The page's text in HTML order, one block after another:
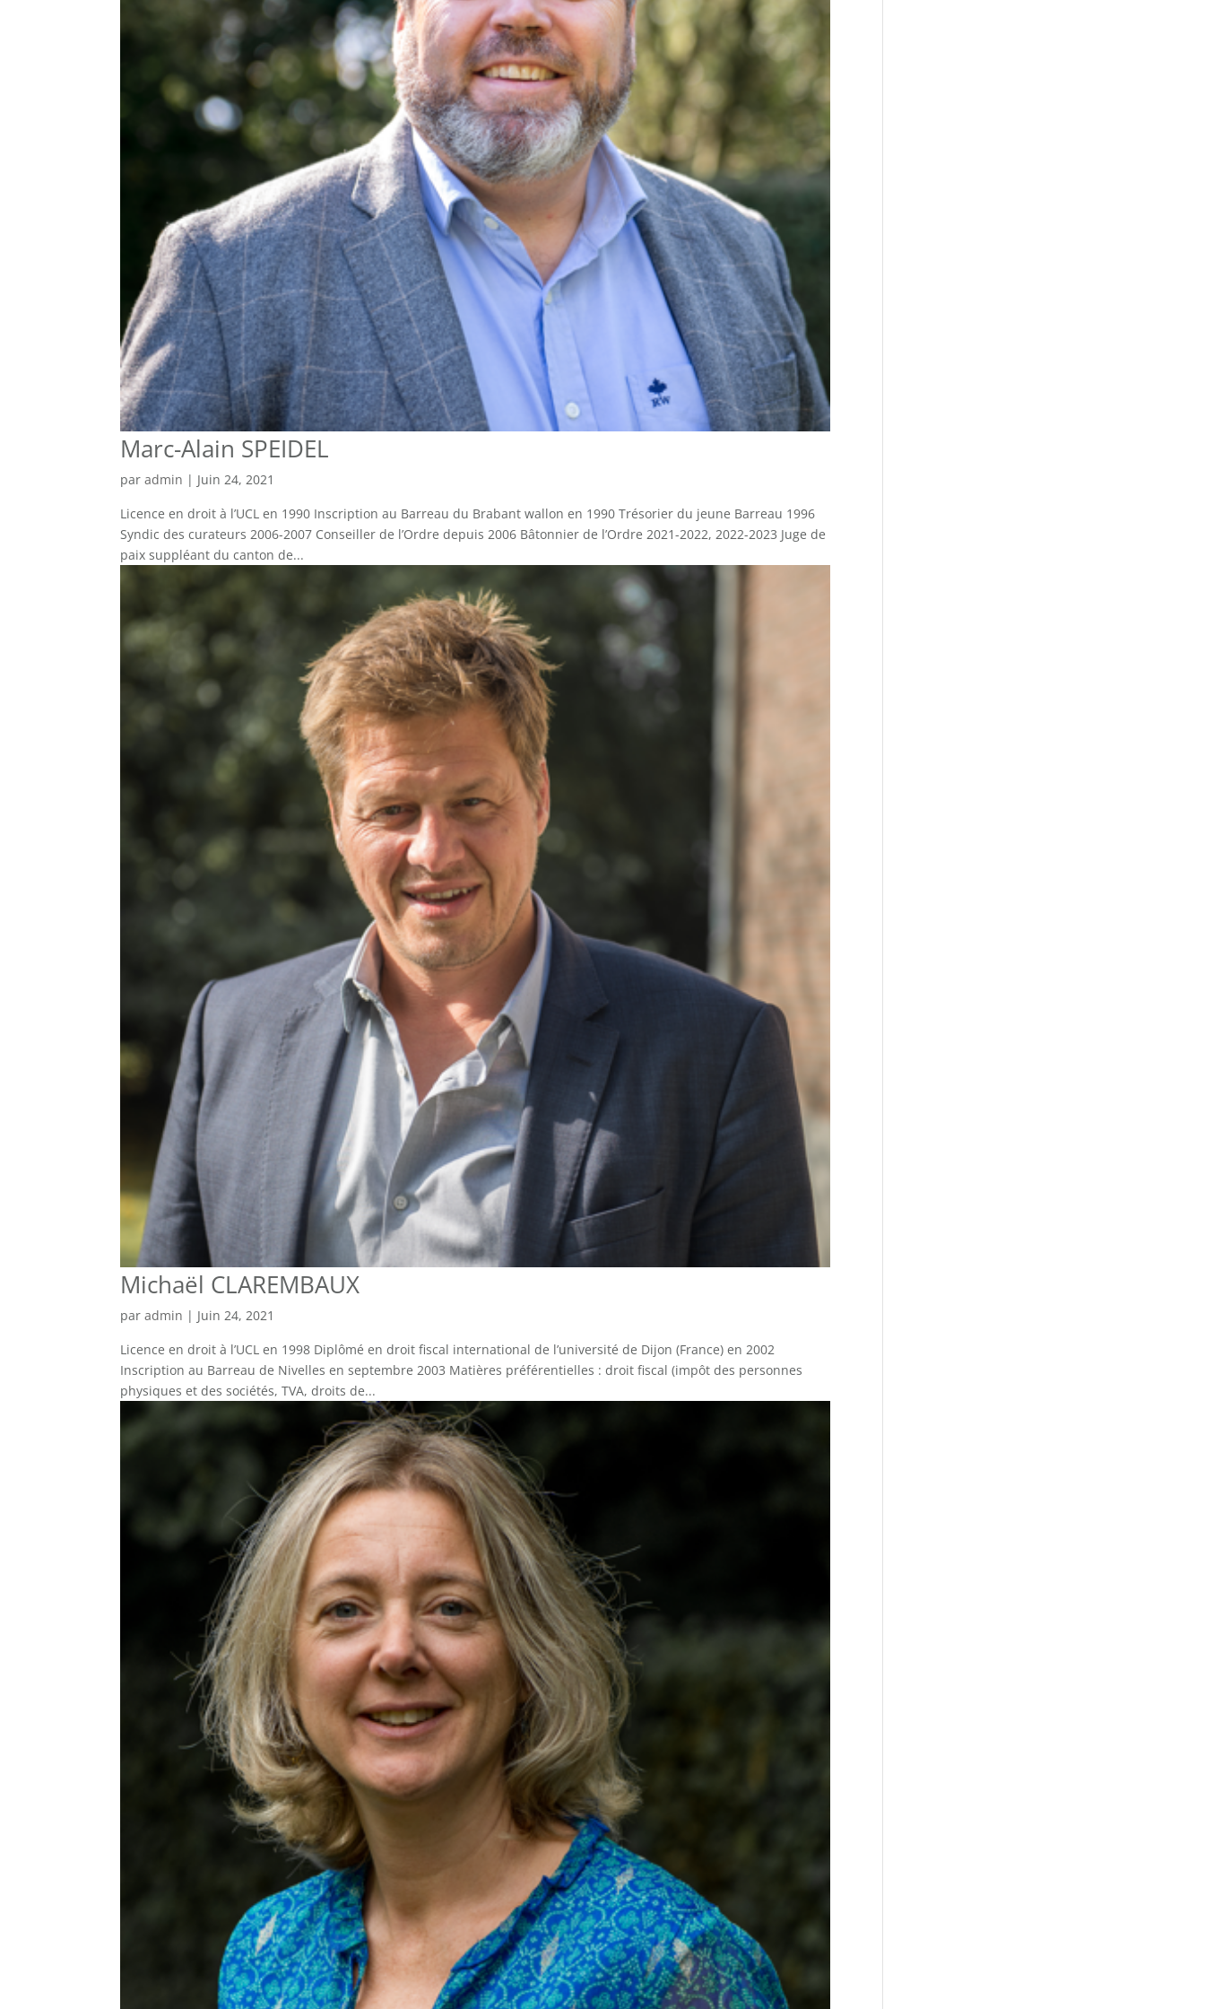
Marc-Alain SPEIDEL
paradmin | Juin 24, 2021
Licence en droit à l’UCL en 1990 Inscription au Barreau du Brabant wallon en 1990 Trésorier du jeune Barreau 1996
Syndic des curateurs 2006-2007 Conseiller de l’Ordre depuis 2006 Bâtonnier de l’Ordre 2021-2022, 2022-2023 Juge de
paix suppléant du canton de...
Michaël CLAREMBAUX
paradmin | Juin 24, 2021
Licence en droit à l’UCL en 1998 Diplômé en droit fiscal international de l’université de Dijon (France) en 2002
Inscription au Barreau de Nivelles en septembre 2003 Matières préférentielles : droit fiscal (impôt des personnes
physiques et des sociétés, TVA, droits de...